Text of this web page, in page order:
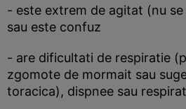
- este extrem de agitat (nu
sau este confuz
- are dificultati de respiratie
zgomote de mormait sau
toracica), dispnee sau